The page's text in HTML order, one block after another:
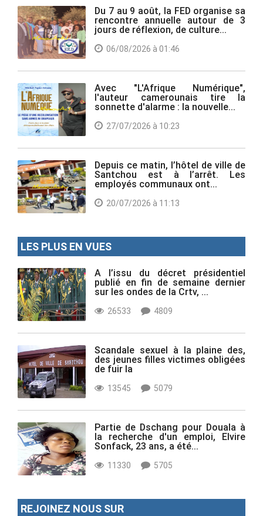
Du 7 au 9 août, la FED organise sa
rencontre annuelle autour de 3
jours de réflexion, de culture...
06/08/2026 à 01:46
Avec "L'Afrique Numérique",
l'auteur camerounais tire la
sonnette d'alarme : la nouvelle...
27/07/2026 à 10:23
Depuis ce matin, l’hôtel de ville de
Santchou est à l’arrêt. Les
employés communaux ont...
20/07/2026 à 11:13
LES PLUS EN VUES
A l’issu du décret présidentiel
publié en fin de semaine dernier
sur les ondes de la Crtv, ...
26533 4809
Scandale sexuel à la plaine des,
des jeunes filles victimes obligées
de fuir la
13545 5079
Partie de Dschang pour Douala à
la recherche d'un emploi, Elvire
Sonfack, 23 ans, a été...
11330 5705
REJOINEZ NOUS SUR